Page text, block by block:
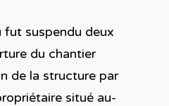
fut suspendu deux
du chantier
de la structure par
situé au-